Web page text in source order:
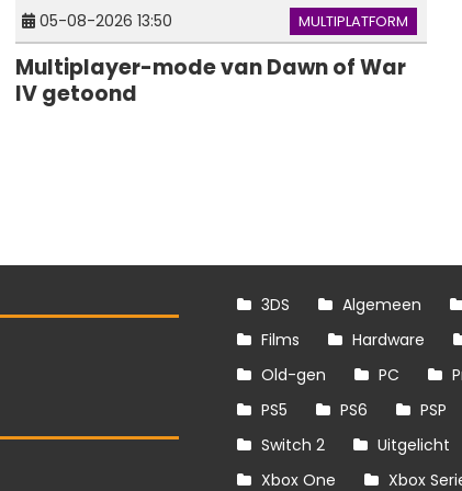
05-08-2026 13:50 MULTIPLATFORM
Multiplayer-mode van Dawn of War
IV getoond
3DS Algemeen
Films
Hardware
Old-gen
PC
PS5
PS6 PSP
Switch 2
Uitgelicht
Xbox One
Xbox